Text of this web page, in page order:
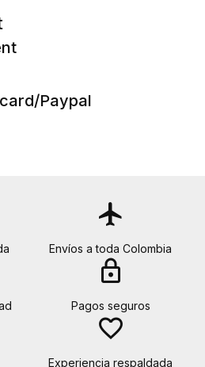
Paypal
flight
Envíos a toda Colombia
lock
Pagos seguros
favorite_border
Experiencia respaldada